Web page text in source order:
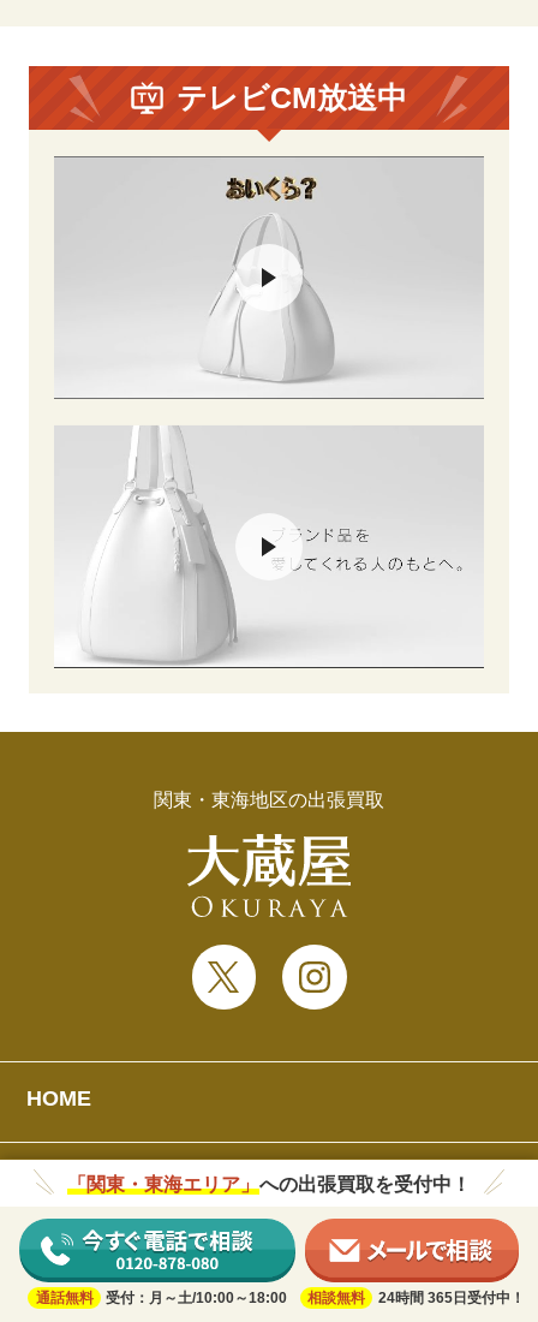
テレビCM放送中
関東・東海地区の出張買取
HOME
大蔵屋について
初めての方へ 店舗一覧
出張買取対応エリア
「関東・東海エリア」 への出張買取を受付中！
通話無料 受付：月～土/10:00～18:00 相談無料 24時間 365日受付中！